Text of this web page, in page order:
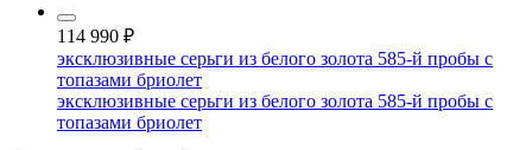
114 990 ₽
эксклюзивные серьги из белого золота 585-й пробы с
топазами бриолет
эксклюзивные серьги из белого золота 585-й пробы с
топазами бриолет